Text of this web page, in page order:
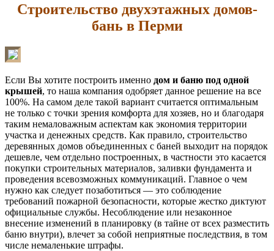
Строительство двухэтажных домов-
бань в Перми
Если Вы хотите построить именно дом и баню под одной
крышей, то наша компания одобряет данное решение на все
100%. На самом деле такой вариант считается оптимальным
не только с точки зрения комфорта для хозяев, но и благодаря
таким немаловажным аспектам как экономия территории
участка и денежных средств. Как правило, строительство
деревянных домов объединенных с баней выходит на порядок
дешевле, чем отдельно построенных, в частности это касается
покупки строительных материалов, заливки фундамента и
проведения всевозможных коммуникаций. Главное о чем
нужно как следует позаботиться — это соблюдение
требований пожарной безопасности, которые жестко диктуют
официальные службы. Несоблюдение или незаконное
внесение изменений в планировку (в тайне от всех разместить
баню внутри), влечет за собой неприятные последствия, в том
числе немаленькие штрафы.